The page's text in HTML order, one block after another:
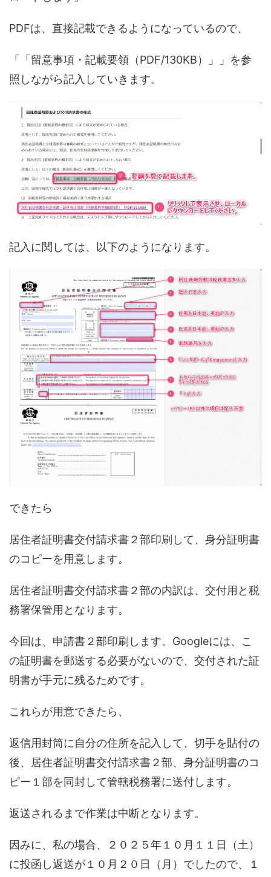
PDFは、直接記載できるようになっているので、
「「留意事項・記載要領（PDF/130KB）」」を参
照しながら記入していきます。
記入に関しては、以下のようになります。
できたら
居住者証明書交付請求書２部印刷して、身分証明書
のコピーを用意します。
居住者証明書交付請求書２部の内訳は、交付用と税
務署保管用となります。
今回は、申請書２部印刷します。Googleには、こ
の証明書を郵送する必要がないので、交付された証
明書が手元に残るためです。
これらが用意できたら、
返信用封筒に自分の住所を記入して、切手を貼付の
後、居住者証明書交付請求書２部、身分証明書のコ
ピー１部を同封して管轄税務署に送付します。
返送されるまで作業は中断となります。
因みに、私の場合、２０２５年１０月１１日（土）
に投函し返送が１０月２０日（月）でしたので、１